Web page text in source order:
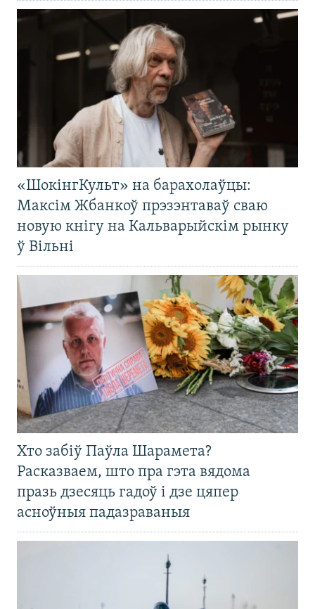
«ШокінгКульт» на барахолаўцы:
Максім Жбанкоў прэзэнтаваў сваю
новую кнігу на Кальварыйскім рынку
ў Вільні
Хто забіў Паўла Шарамета?
Расказваем, што пра гэта вядома
празь дзесяць гадоў і дзе цяпер
асноўныя падазраваныя